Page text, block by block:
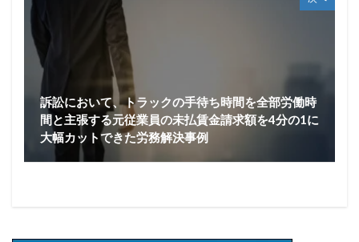
訴訟において、トラックの手待ち時間を全部労働時
間と主張する元従業員の未払賃金請求額を4分の1に
大幅カットできた労務解決事例